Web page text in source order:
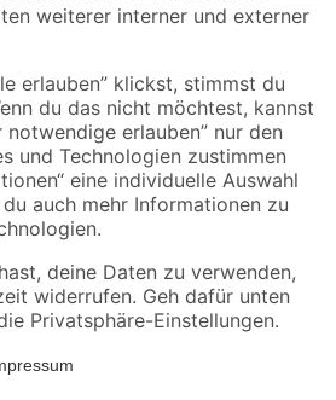
MwSt.. Die dargestellten Angebote sind unter
Die angegebenen Verfügbarkeiten beziehen
gilt nicht für Artikel mit Speditionsversand, hier